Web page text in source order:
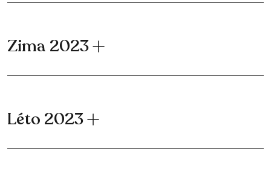
Zima 2023
Léto 2023